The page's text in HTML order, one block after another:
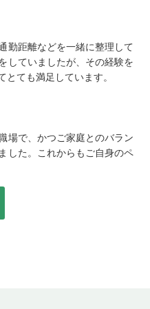
勤距離などを一緒に整理して
していましたが、その経験を
ても満足しています。
場で、かつご家庭とのバラン
した。これからもご自身のペ